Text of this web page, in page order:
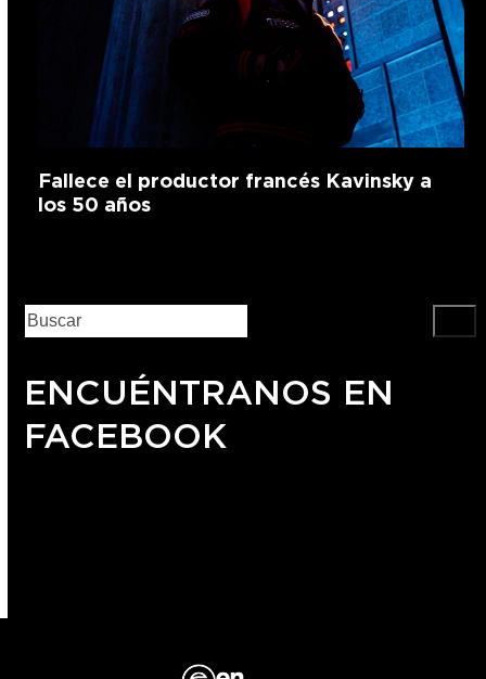
Fallece el productor francés Kavinsky a
los 50 años
ENCUÉNTRANOS EN
FACEBOOK